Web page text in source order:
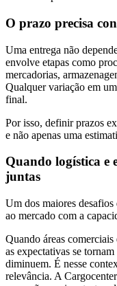
O prazo precisa
Uma entrega não
envolve etapas como
mercadorias,
Qualquer variação em
final.
Por isso, definir prazos
e não apenas uma
Quando logística e
juntas
Um dos maiores desafios
ao mercado com a
Quando áreas
as expectativas se
diminuem. É nesse
relevância. A